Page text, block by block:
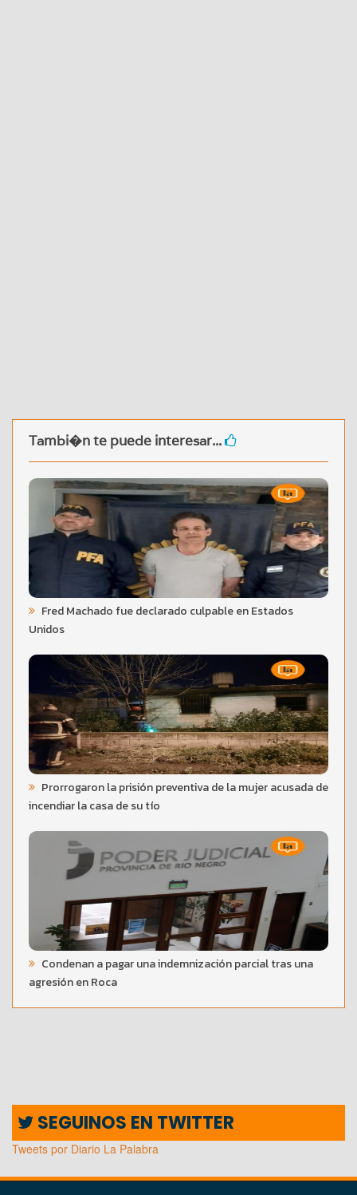
Tambi�n te puede interesar...
Fred Machado fue declarado culpable en Estados
Unidos
Prorrogaron la prisión preventiva de la mujer acusada de
incendiar la casa de su tío
Condenan a pagar una indemnización parcial tras una
agresión en Roca
SEGUINOS EN TWITTER
Tweets por Diario La Palabra